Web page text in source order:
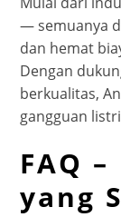
— semuanya
dan hemat
Dengan
berkualitas,
gangguan
FAQ
yang